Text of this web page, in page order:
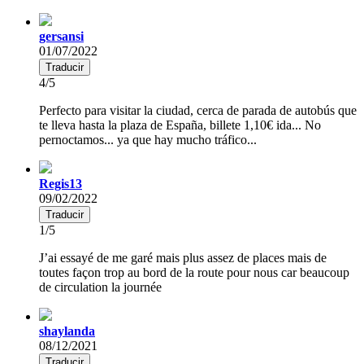
gersansi
01/07/2022
Traducir
4/5
Perfecto para visitar la ciudad, cerca de parada de autobús que
te lleva hasta la plaza de España, billete 1,10€ ida... No
pernoctamos... ya que hay mucho tráfico...
Regis13
09/02/2022
Traducir
1/5
J’ai essayé de me garé mais plus assez de places mais de
toutes façon trop au bord de la route pour nous car beaucoup
de circulation la journée
shaylanda
08/12/2021